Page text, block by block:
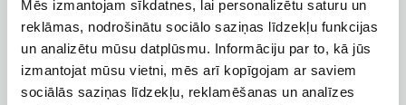
Mēs izmantojam sīkdatnes, lai personalizētu saturu un
reklāmas, nodrošinātu sociālo saziņas līdzekļu funkcijas
un analizētu mūsu datplūsmu. Informāciju par to, kā jūs
izmantojat mūsu vietni, mēs arī kopīgojam ar saviem
sociālās saziņas līdzekļu, reklamēšanas un analīzes
Pielietojums
Dobēm
Ziedēšanas mēneši
Mai, Jūn